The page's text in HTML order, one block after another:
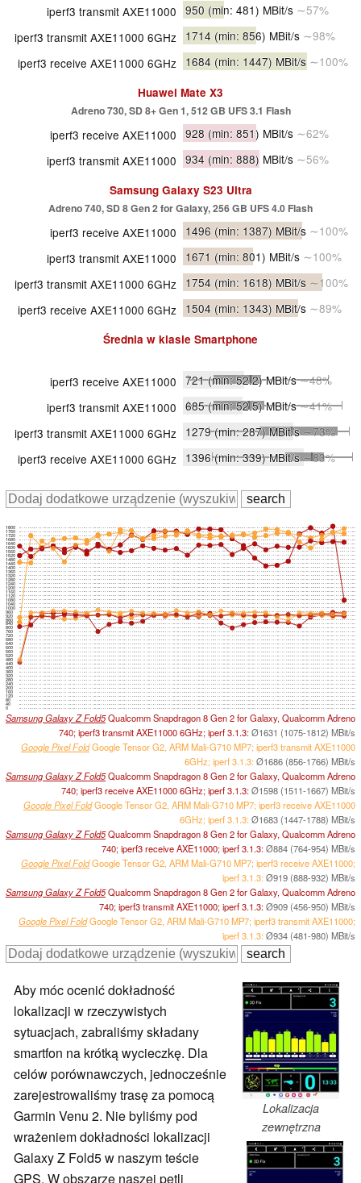
iperf3 transmit AXE11000 950 (min: 481) MBit/s ∼57%
iperf3 transmit AXE11000 6GHz
1714 (min: 856) MBit/s ∼98%
iperf3 receive AXE11000 6GHz
1684 (min: 1447) MBit/s ∼100%
Huawei Mate X3
Adreno 730, SD 8+ Gen 1, 512 GB UFS 3.1 Flash
iperf3 receive AXE11000 928 (min: 851) MBit/s ∼62%
iperf3 transmit AXE11000 934 (min: 888) MBit/s ∼56%
Samsung Galaxy S23 Ultra
Adreno 740, SD 8 Gen 2 for Galaxy, 256 GB UFS 4.0 Flash
iperf3 receive AXE11000 1496 (min: 1387) MBit/s ∼100%
iperf3 transmit AXE11000
1671 (min: 801) MBit/s ∼100%
iperf3 transmit AXE11000 6GHz
1754 (min: 1618) MBit/s ∼100%
iperf3 receive AXE11000 6GHz
1504 (min: 1343) MBit/s ∼89%
Średnia w klasie Smartphone
iperf3 receive AXE11000 721(min: 52.2)MBit/s∼48%
iperf3 transmit AXE11000 685(min: 52.5)MBit/s∼41%
iperf3 transmit AXE11000 6GHz
1279(min: 287)MBit/s∼73%
iperf3 receive AXE11000 6GHz
1396(min: 339)MBit/s∼83%
0
40
80
120
160
200
240
280
320
360
400
440
480
520
560
600
640
680
720
760
800
840
880
920
960
1000
1040
1080
1120
1160
1200
1240
1280
1320
1360
1400
1440
1480
1520
1560
1600
1640
1680
1720
1760
1800
Samsung Galaxy Z Fold5Qualcomm Snapdragon 8 Gen 2 for Galaxy, Qualcomm Adreno
740; iperf3 transmit AXE11000 6GHz; iperf 3.1.3:Ø1631 (1075-1812) MBit/s
Google Pixel FoldGoogle Tensor G2, ARM Mali-G710 MP7; iperf3 transmit AXE11000
6GHz; iperf 3.1.3:Ø1686 (856-1766) MBit/s
Samsung Galaxy Z Fold5Qualcomm Snapdragon 8 Gen 2 for Galaxy, Qualcomm Adreno
740; iperf3 receive AXE11000 6GHz; iperf 3.1.3:Ø1598 (1511-1667) MBit/s
Google Pixel FoldGoogle Tensor G2, ARM Mali-G710 MP7; iperf3 receive AXE11000
6GHz; iperf 3.1.3:Ø1683 (1447-1788) MBit/s
Samsung Galaxy Z Fold5Qualcomm Snapdragon 8 Gen 2 for Galaxy, Qualcomm Adreno
740; iperf3 receive AXE11000; iperf 3.1.3:Ø884 (764-954) MBit/s
Google Pixel FoldGoogle Tensor G2, ARM Mali-G710 MP7; iperf3 receive AXE11000;
iperf 3.1.3:Ø919 (888-932) MBit/s
Samsung Galaxy Z Fold5Qualcomm Snapdragon 8 Gen 2 for Galaxy, Qualcomm Adreno
740; iperf3 transmit AXE11000; iperf 3.1.3:Ø909 (456-950) MBit/s
Google Pixel FoldGoogle Tensor G2, ARM Mali-G710 MP7; iperf3 transmit AXE11000;
iperf 3.1.3:Ø934 (481-980) MBit/s
Lokalizacja
zewnętrzna
Aby móc ocenić dokładność
lokalizacji w rzeczywistych
sytuacjach, zabraliśmy składany
smartfon na krótką wycieczkę. Dla
celów porównawczych, jednocześnie
zarejestrowaliśmy trasę za pomocą
Garmin Venu 2. Nie byliśmy pod
wrażeniem dokładności lokalizacji
Galaxy Z Fold5 w naszym teście
GPS. W obszarze naszej pętli